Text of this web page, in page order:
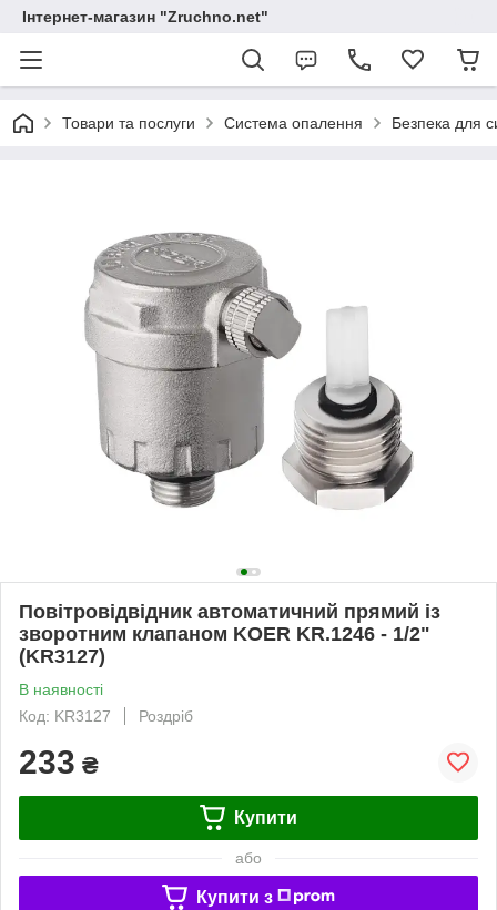
Інтернет-магазин "Zruchno.net"
Товари та послуги Система опалення Безпека для
Повітровідвідник автоматичний прямий із
зворотним клапаном KOER KR.1246 - 1/2"
(KR3127)
В наявності
Код: KR3127
Роздріб
233 ₴
Купити
або
Купити з